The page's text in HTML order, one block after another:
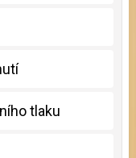
tlaku